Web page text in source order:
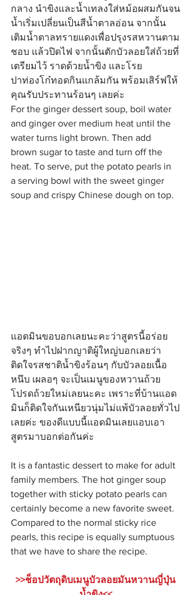
กลาง นำขิงและน้ำเทลงใส่หม้อผสมกันจน
น้ำเริ่มเปลี่ยนเป็นสีน้ำตาลอ่อน จากนั้น
เติมน้ำตาลทรายแดงเพื่อปรุงรสหวานตาม
ชอบ แล้วปิดไฟ จากนั้นตักบัวลอยใส่ถ้วยที่
เตรียมไว้ ราดด้วยน้ำขิง และโรย
ปาท่องโก๋ทอดกินแกล้มกัน พร้อมเสิร์ฟให้
คุณรับประทานร้อนๆ เลยค่ะ
For the ginger dessert soup, boil water
and ginger over medium heat until the
water turns light brown. Then add
brown sugar to taste and turn off the
heat. To serve, put the potato pearls in
a serving bowl with the sweet ginger
soup and crispy Chinese dough on top.
แอดมินขอบอกเลยนะคะว่าสูตรนี้อร่อย
จริงๆ ทำไปฝากญาติผู้ใหญ่บอกเลยว่า
ติดใจรสชาติน้ำขิงร้อนๆ กับบัวลอยเนื้อ
หนึบ เผลอๆ จะเป็นเมนูของหวานถ้วย
โปรดถ้วยใหม่เลยนะคะ เพราะที่บ้านแอด
มินก็ติดใจกันเหนียวนุ่มไม่แพ้บัวลอยทั่วไป
เลยค่ะ ของดีแบบนี้แอดมินเลยแอบเอา
สูตรมาบอกต่อกันค่ะ
It is a fantastic dessert to make for adult
family members. The hot ginger soup
together with sticky potato pearls can
certainly become a new favorite sweet.
Compared to the normal sticky rice
pearls, this recipe is equally sumptuous
that we have to share the recipe.
>>ช็อปวัตถุดิบเมนูบัวลอยมันหวานญี่ปุ่น